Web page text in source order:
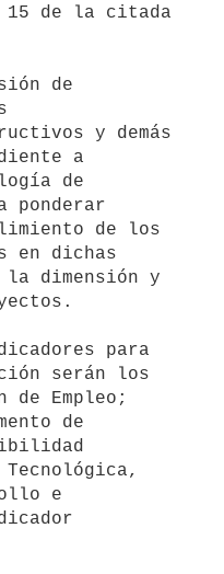
de la citada
y demás
a
de
ponderar
de los
en dichas
la dimensión y
serán los
de Empleo;
de
e